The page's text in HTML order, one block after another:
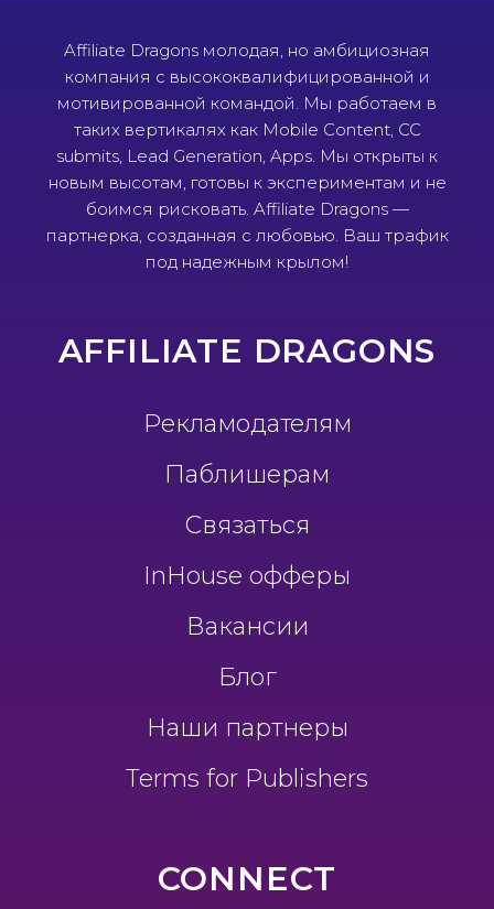
Affiliate Dragons молодая, но амбициозная
компания с высококвалифицированной и
мотивированной командой. Мы работаем в
таких вертикалях как Mobile Content, CC
submits, Lead Generation, Apps. Мы открыты к
новым высотам, готовы к экспериментам и не
боимся рисковать. Affiliate Dragons —
партнерка, созданная с любовью. Ваш трафик
под надежным крылом!
AFFILIATE DRAGONS
Рекламодателям
Паблишерам
Связаться
InHouse офферы
Вакансии
Блог
Наши партнеры
Terms for Publishers
CONNECT